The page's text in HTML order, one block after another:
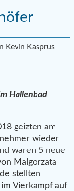
Kevin Kasprus
Hallenbad
geizten am
wieder
waren 5 neue
Malgorzata
stellten
Vierkampf auf